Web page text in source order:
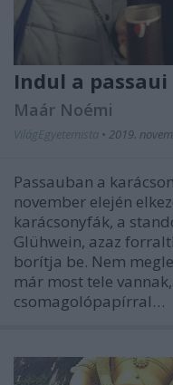
Indul a
Maár Noémi
VilágEgyetemista • 2019.
Passauban a
november elején
karácsonyfák, a
Glühwein, azaz
borítja be. Nem
már most tele
csomagolópapírral…